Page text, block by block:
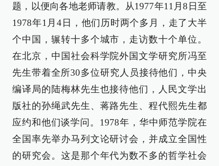
题，以便向各地老师请教。从1977年11月8日至
1978年1月4日，他们历时两个多月，走了大半
个中国，辗转十多个城市，走访数十个单位。
在北京，中国社会科学院外国文学研究所冯至
先生带着全所30多位研究人员接待他们，中央
编译局的陆梅林先生也接待他们，人民文学出
版社的孙绳武先生、蒋路先生、程代熙先生都
应约和他们谈学问。1978年，华中师范学院在
全国率先举办马列文论研讨会，并成立全国性
的研究会。这是那个年代为数不多的哲学社会